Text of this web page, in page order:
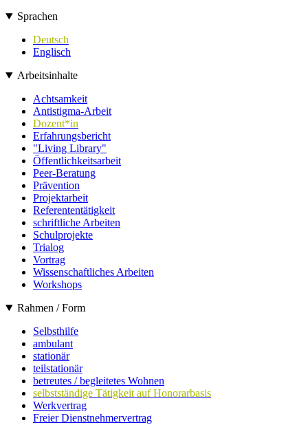
Sprachen
Deutsch
Englisch
Arbeitsinhalte
Achtsamkeit
Antistigma-Arbeit
Dozent*in
Erfahrungsbericht
"Living Library"
Öffentlichkeitsarbeit
Peer-Beratung
Prävention
Projektarbeit
Referententätigkeit
schriftliche Arbeiten
Schulprojekte
Trialog
Vortrag
Wissenschaftliches Arbeiten
Workshops
Rahmen / Form
Selbsthilfe
ambulant
stationär
teilstationär
betreutes / begleitetes Wohnen
selbstständige Tätigkeit auf Honorarbasis
Werkvertrag
Freier Dienstnehmervertrag